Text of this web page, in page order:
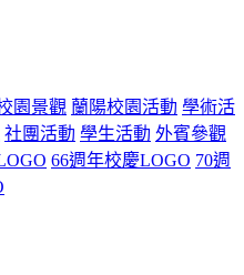
園景觀 蘭陽校園活動 學術活
社團活動 學生活動 外賓參觀
66週年校慶LOGO 70週